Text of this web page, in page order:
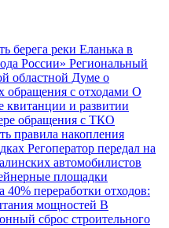
берега реки Еланька в
России» Региональный
областной Думе о
обращения с отходами О
квитанции и развитии
обращения с ТКО
правила накопления
Регоператор передал на
автомобилистов
площадки
40% переработки отходов:
мощностей В
сброс строительного